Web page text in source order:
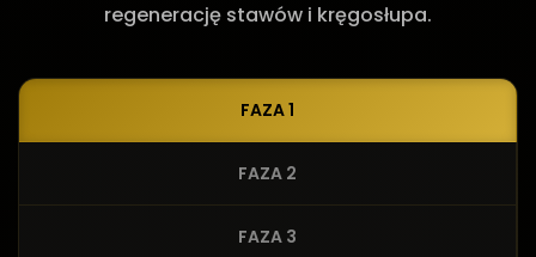
regenerację stawów i kręgosłupa.
FAZA 1
FAZA 2
FAZA 3